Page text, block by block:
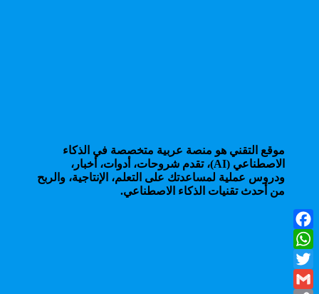
موقع التقني هو منصة عربية متخصصة في الذكاء
الاصطناعي (AI)، تقدم شروحات، أدوات، أخبار،
ودروس عملية لمساعدتك على التعلم، الإنتاجية، والربح
من أحدث تقنيات الذكاء الاصطناعي.
Facebook
WhatsApp
Twitter